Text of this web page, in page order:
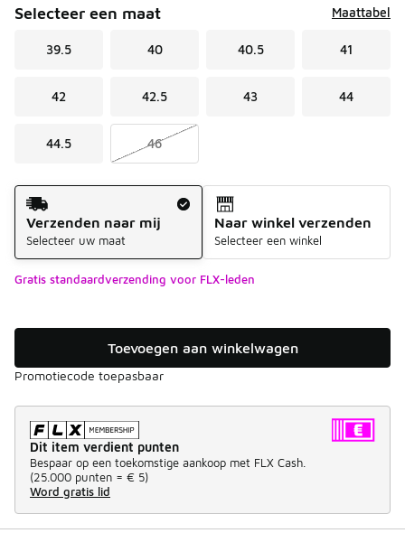
Selecteer een maat Maattabel
39.5 40 40.5 41
42 42.5 43 44
44.5 46
Verzendmethode
Verzenden naar mij
Selecteer uw maat
Naar winkel verzenden
Selecteer een winkel
Gratis standaardverzending voor FLX-leden
Toevoegen aan winkelwagen
Promotiecode toepasbaar
Dit item verdient punten
Bespaar op een toekomstige aankoop met FLX Cash.
(25.000 punten = € 5)
Word gratis lid